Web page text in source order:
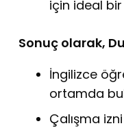
için ideal
Sonuç olarak,
İngilizce
ortamda
Çalışma